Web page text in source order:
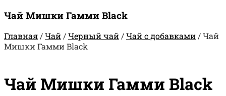
Чай Мишки Гамми Black
Главная/Чай/Черный чай/Чай с добавками/Чай
Мишки Гамми Black
Чай Мишки Гамми Black